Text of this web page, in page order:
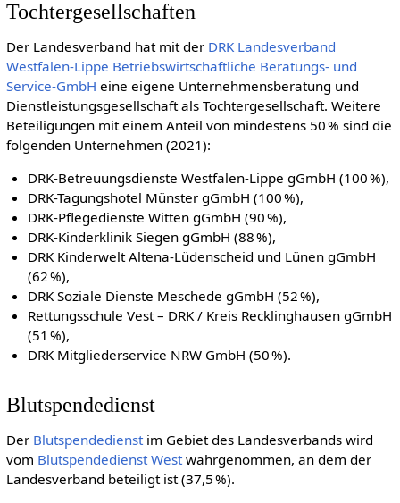
Tochtergesellschaften
Der Landesverband hat mit der DRK Landesverband
Westfalen-Lippe Betriebswirtschaftliche Beratungs- und
Service-GmbH eine eigene Unternehmensberatung und
Dienstleistungsgesellschaft als Tochtergesellschaft. Weitere
Beteiligungen mit einem Anteil von mindestens 50 % sind die
folgenden Unternehmen (2021):
DRK-Betreuungsdienste Westfalen-Lippe gGmbH (100 %),
DRK-Tagungshotel Münster gGmbH (100 %),
DRK-Pflegedienste Witten gGmbH (90 %),
DRK-Kinderklinik Siegen gGmbH (88 %),
DRK Kinderwelt Altena-Lüdenscheid und Lünen gGmbH
(62 %),
DRK Soziale Dienste Meschede gGmbH (52 %),
Rettungsschule Vest – DRK / Kreis Recklinghausen gGmbH
(51 %),
DRK Mitgliederservice NRW GmbH (50 %).
Blutspendedienst
Der Blutspendedienstim Gebiet des Landesverbands wird
vom Blutspendedienst Westwahrgenommen, an dem der
Landesverband beteiligt ist (37,5 %).